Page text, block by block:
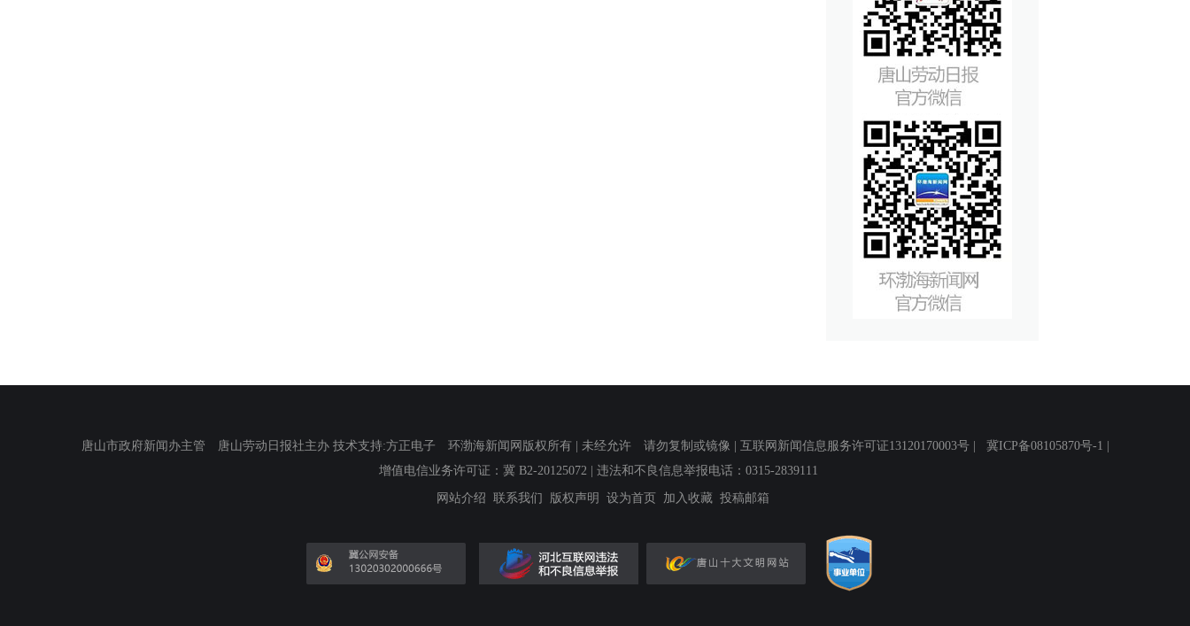
唐山市政府新闻办主管 唐山劳动日报社主办 技术支持:方正电子 环渤海新闻网版权所有 | 未经允许 请勿复制或镜像 | 互联网新闻信息服务许可证13120170003号 | 冀ICP备08105870号-1
增值电信业务许可证：冀 B2-20125072 | 违法和不良信息举报电话：0315-2839111
网站介绍 联系我们 版权声明 设为首页 加入收藏 投稿邮箱